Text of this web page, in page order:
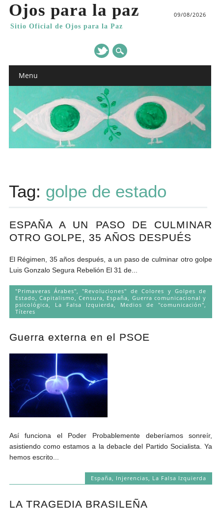
Ojos para la paz
Sitio Oficial de Ojos para la Paz
09/08/2026
Main menu
Menu
Andrés Vázquez de Sola
Tag: golpe de estado
ESPAÑA A UN PASO DE CULMINAR
OTRO GOLPE, 35 AÑOS DESPUÉS
El Régimen, 35 años después, a un paso de culminar otro golpe
Luis Gonzalo Segura Rebelión El 31 de...
"Primaveras Árabes", "Revoluciones" de Colores y Golpes de
Estado
Capitalismo ,Censura España
Guerra comunicacional y
psicológica
La Falsa Izquierda Medios de "comunicación"
Títeres
Guerra externa en el PSOE
Así funciona el Poder Probablemente deberíamos sonreír,
asistiendo como estamos a la debacle del Partido Socialista. Ya
hemos escrito...
España Injerencias La Falsa Izquierda
LA TRAGEDIA BRASILEÑA